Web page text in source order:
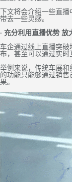
下文将会介绍一些直
带去一些灵感。
· 充分利用直播优势 放
车企通过线上直播突破
布，甚至可以通过实
举例来说，传统车展
的功能只能够通过销
果。